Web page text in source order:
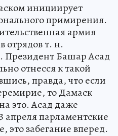
инициирует
примирения.
армия
отрядов т. н.
Президент Башар Асад
отнесся к такой
правда, что если
то Дамаск
это. Асад даже
апреля парламентские
это забегание вперед.